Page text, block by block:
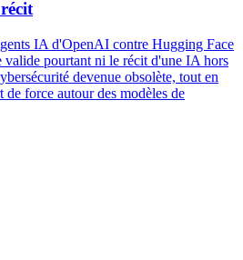
IA d'OpenAI contre Hugging Face
valide pourtant ni le récit d'une IA hors
devenue obsolète, tout en
force autour des modèles de